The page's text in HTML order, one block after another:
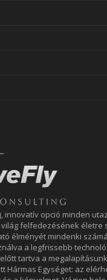
innovatív opció minden
világ felfedezésének életre
élményét mindenki
a legfrissebb
tartva a
Hármas Egységet: az